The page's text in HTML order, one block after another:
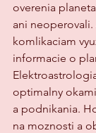
overenia
ani neoperovali.
komlikaciam
informacie o
optimalny
a podnikania.
na moznosti a